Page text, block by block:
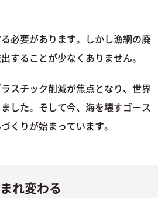
必要があります。しかし漁網の廃
することが少なくありません。
スチック削減が焦点となり、世界
した。そして今、海を壊すゴース
くりが始まっています。
れ変わる